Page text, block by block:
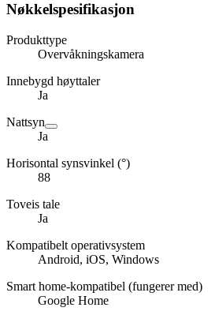
Nøkkelspesifikasjon
Produkttype
Overvåkningskamera
Innebygd høyttaler
Ja
Nattsyn
Ja
Horisontal synsvinkel (°)
88
Toveis tale
Ja
Kompatibelt operativsystem
Android, iOS, Windows
Smart home-kompatibel (fungerer med)
Google Home